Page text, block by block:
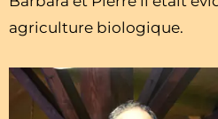
agriculture biologique.